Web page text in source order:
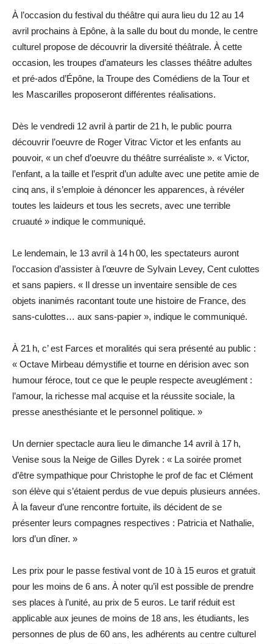
À l’occasion du festival du théâtre qui aura lieu du 12 au 14
avril prochains à Epône, à la salle du bout du monde, le centre
culturel propose de découvrir la diversité théâtrale. À cette
occasion, les troupes d’amateurs les classes théâtre adultes
et pré-ados d’Épône, la Troupe des Comédiens de la Tour et
les Mascarilles proposeront différentes réalisations.
Dès le vendredi 12 avril à partir de 21 h, le public pourra
découvrir l’oeuvre de Roger Vitrac Victor et les enfants au
pouvoir, « un chef d’oeuvre du théâtre surréaliste ». « Victor,
l’enfant, a la taille et l’esprit d’un adulte avec une petite amie de
cinq ans, il s’emploie à dénoncer les apparences, à révéler
toutes les laideurs et tous les secrets, avec une terrible
cruauté » indique le ­communiqué.
Le lendemain, le 13 avril à 14 h 00, les spectateurs auront
l’occasion d’assister à l’œuvre de Sylvain Levey, Cent culottes
et sans papiers. « Il dresse un inventaire sensible de ces
objets inanimés racontant toute une histoire de France, des
sans-culottes… aux sans-papier », indique le communiqué.
À 21 h, c’ est Farces et moralités qui sera présenté au public :
« Octave Mirbeau démystifie et tourne en dérision avec son
humour féroce, tout ce que le peuple respecte aveuglément :
l’amour, la richesse mal acquise et la réussite sociale, la
presse anesthésiante et le personnel politique. »
Un dernier spectacle aura lieu le dimanche 14 avril à 17 h,
Venise sous la Neige de Gilles Dyrek : « La soirée promet
d’être sympathique pour Christophe le prof de fac et Clément
son élève qui s’étaient perdus de vue depuis plusieurs années.
À la faveur d’une rencontre fortuite, ils décident de se
présenter leurs compagnes respectives : Patricia et Nathalie,
lors d’un dîner. »
Les prix pour le passe festival vont de 10 à 15 euros et gratuit
pour les moins de 6 ans. À noter qu’il est possible de prendre
ses places à l’unité, au prix de 5 euros. Le tarif réduit est
applicable aux jeunes de moins de 18 ans, les étudiants, les
personnes de plus de 60 ans, les adhérents au centre culturel